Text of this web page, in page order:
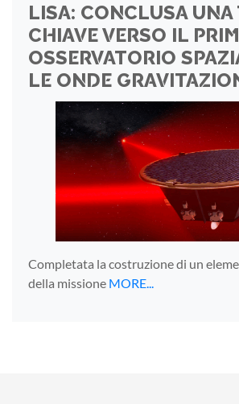
LISA: CONCLUSA UNA
CHIAVE VERSO IL
OSSERVATORIO
LE ONDE
Completata la costruzione di un
della missione MORE...